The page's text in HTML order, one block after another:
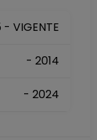
04-2024
B TC
- VIGENTE
- 2014
- 2024